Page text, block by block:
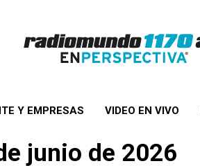
Y EMPRESAS VIDEO EN VIVO
junio de 2026